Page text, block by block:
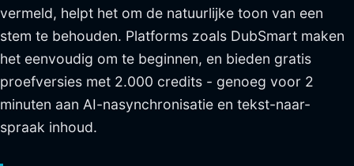
vermeld, helpt het om de natuurlijke toon van een
stem te behouden. Platforms zoals DubSmart maken
het eenvoudig om te beginnen, en bieden gratis
proefversies met 2.000 credits - genoeg voor 2
minuten aan AI-nasynchronisatie en tekst-naar-
spraak inhoud.